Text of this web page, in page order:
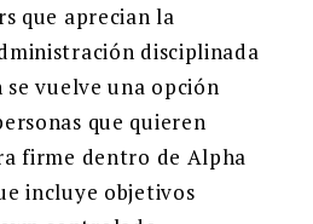
que aprecian la
disciplinada
se vuelve una opción
que quieren
firme dentro de Alpha
incluye objetivos